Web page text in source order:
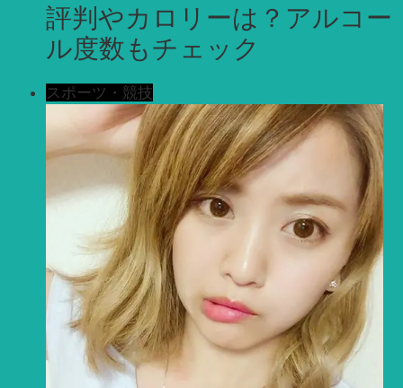
評判やカロリーは？アルコー
ル度数もチェック
スポーツ・競技